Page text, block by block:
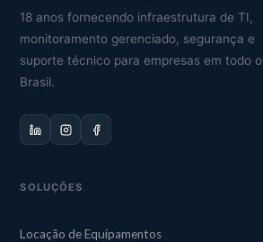
18 anos fornecendo infraestrutura de TI,
monitoramento gerenciado, segurança e
suporte técnico para empresas em todo o
Brasil.
SOLUÇÕES
Locação de Equipamentos